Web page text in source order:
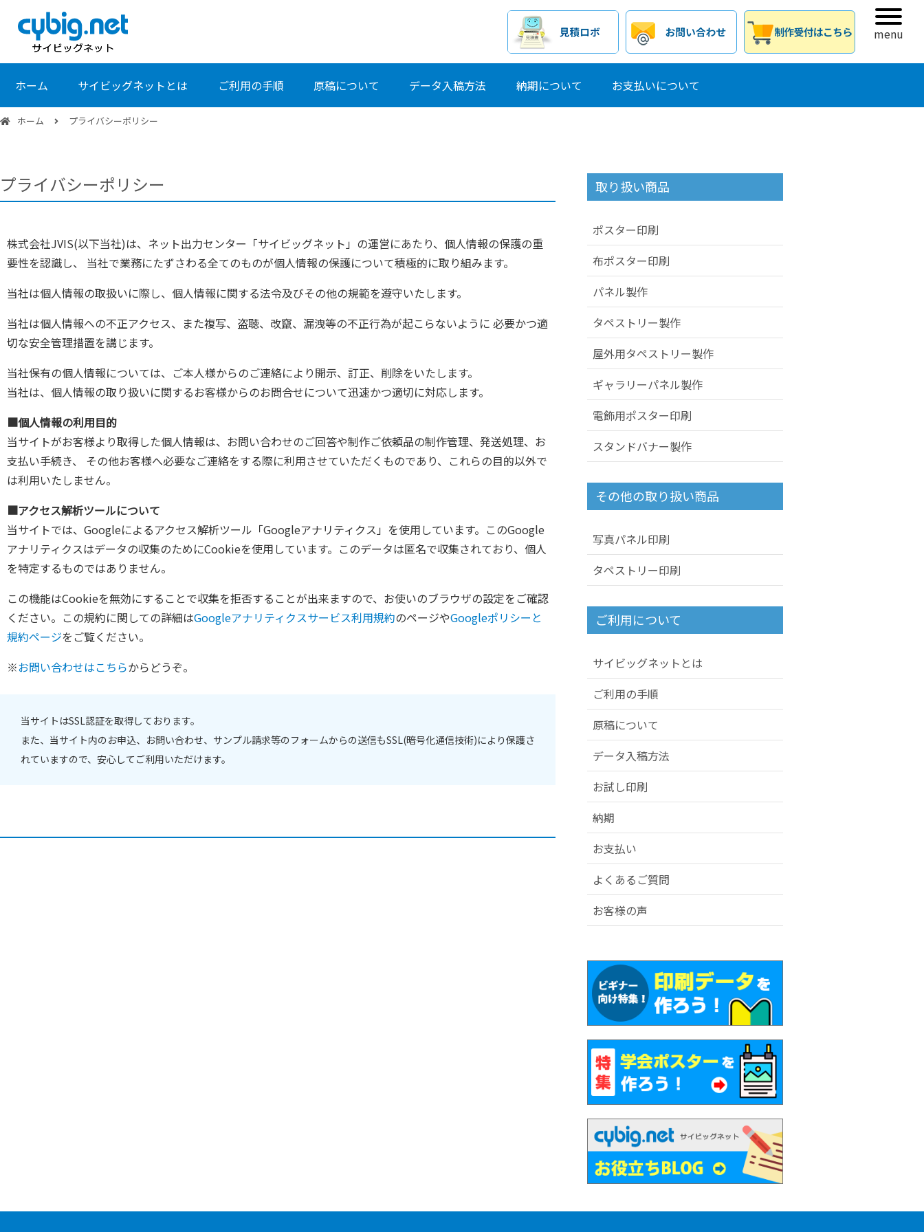
menu
ホーム サイビッグネットとは ご利用の手順 原稿について データ入稿方法 納期について お支払いについて
ホーム プライバシーポリシー
プライバシーポリシー
株式会社JVIS(以下当社)は、ネット出力センター「サイビッグネット」の運営にあたり、個人情報の保護の重
要性を認識し、 当社で業務にたずさわる全てのものが個人情報の保護について積極的に取り組みます。
当社は個人情報の取扱いに際し、個人情報に関する法令及びその他の規範を遵守いたします。
当社は個人情報への不正アクセス、また複写、盗聴、改竄、漏洩等の不正行為が起こらないように 必要かつ適
切な安全管理措置を講じます。
当社保有の個人情報については、ご本人様からのご連絡により開示、訂正、削除をいたします。
当社は、個人情報の取り扱いに関するお客様からのお問合せについて迅速かつ適切に対応します。
■個人情報の利用目的
当サイトがお客様より取得した個人情報は、お問い合わせのご回答や制作ご依頼品の制作管理、発送処理、お
支払い手続き、 その他お客様へ必要なご連絡をする際に利用させていただくものであり、これらの目的以外で
は利用いたしません。
■アクセス解析ツールについて
当サイトでは、Googleによるアクセス解析ツール「Googleアナリティクス」を使用しています。このGoogle
アナリティクスはデータの収集のためにCookieを使用しています。このデータは匿名で収集されており、個人
を特定するものではありません。
この機能はCookieを無効にすることで収集を拒否することが出来ますので、お使いのブラウザの設定をご確認
ください。この規約に関しての詳細はGoogleアナリティクスサービス利用規約のページやGoogleポリシーと
規約ページをご覧ください。
※お問い合わせはこちらからどうぞ。
当サイトはSSL認証を取得しております。
また、当サイト内のお申込、お問い合わせ、サンプル請求等のフォームからの送信もSSL(暗号化通信技術)により保護さ
れていますので、安心してご利用いただけます。
取り扱い商品
ポスター印刷
布ポスター印刷
パネル製作
タペストリー製作
屋外用タペストリー製作
ギャラリーパネル製作
電飾用ポスター印刷
スタンドバナー製作
その他の取り扱い商品
写真パネル印刷
タペストリー印刷
ご利用について
サイビッグネットとは
ご利用の手順
原稿について
データ入稿方法
お試し印刷
納期
お支払い
よくあるご質問
お客様の声